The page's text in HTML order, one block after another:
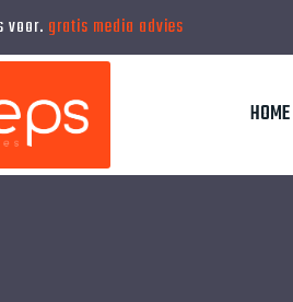
voor. gratis media advies
HOME